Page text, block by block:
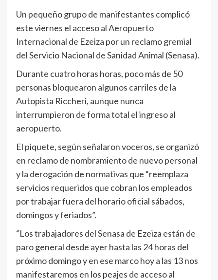
Un pequeño grupo de manifestantes complicó
este viernes el acceso al Aeropuerto
Internacional de Ezeiza por un reclamo gremial
del Servicio Nacional de Sanidad Animal (Senasa).
Durante cuatro horas horas, poco más de 50
personas bloquearon algunos carriles de la
Autopista Riccheri, aunque nunca
interrumpieron de forma total el ingreso al
aeropuerto.
El piquete, según señalaron voceros, se organizó
en reclamo de nombramiento de nuevo personal
y la derogación de normativas que “reemplaza
servicios requeridos que cobran los empleados
por trabajar fuera del horario oficial sábados,
domingos y feriados”.
“Los trabajadores del Senasa de Ezeiza están de
paro general desde ayer hasta las 24 horas del
próximo domingo y en ese marco hoy a las 13 nos
manifestaremos en los peajes de acceso al